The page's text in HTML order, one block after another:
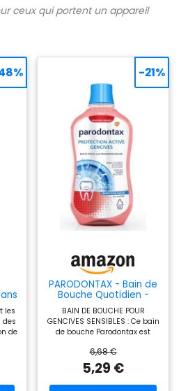
ceux qui portent un appareil
les
des
de
PARODONTAX - Bain de
Bouche Quotidien -
Protection Active
Gencives - Combat les
Bactéries de la Plaque
Dentaire - Forme Une
Barrière Protectrice -
0% Alcool - Menthe
Extra-Fraîche - 500 ml
BAIN DE BOUCHE POUR
GENCIVES SENSIBLES : Ce bain
de bouche Parodontax est
dents et autour du sillon
gingival, sans agresser les
gencives enflammées ou
sensibles, chez les adultes et
6,68 €
5,29 €
-21%